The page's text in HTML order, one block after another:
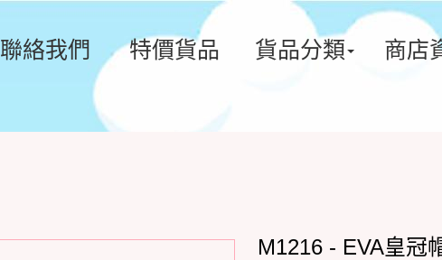
聯絡我們 特價貨品 貨品分類 商店
M1216 - EVA皇冠